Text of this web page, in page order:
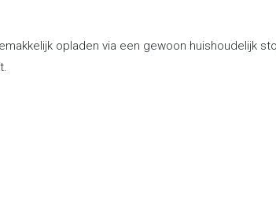
opladen via een gewoon huishoudelijk